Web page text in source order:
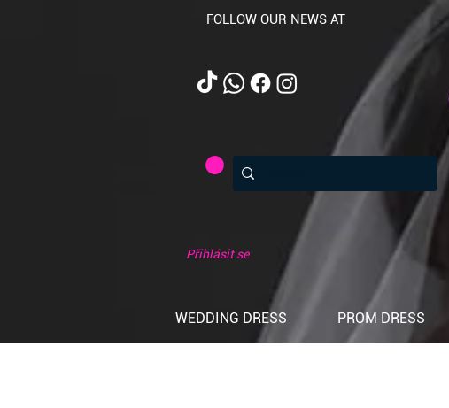
FOLLOW OUR NEWS AT
Přihlásit se
WEDDING DRESS PROM DRESS